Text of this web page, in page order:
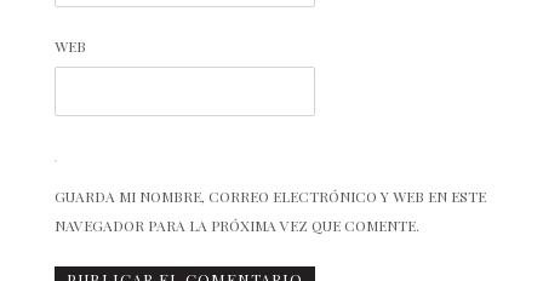
WEB
GUARDA MI NOMBRE, CORREO ELECTRÓNICO Y WEB EN ESTE
NAVEGADOR PARA LA PRÓXIMA VEZ QUE COMENTE.